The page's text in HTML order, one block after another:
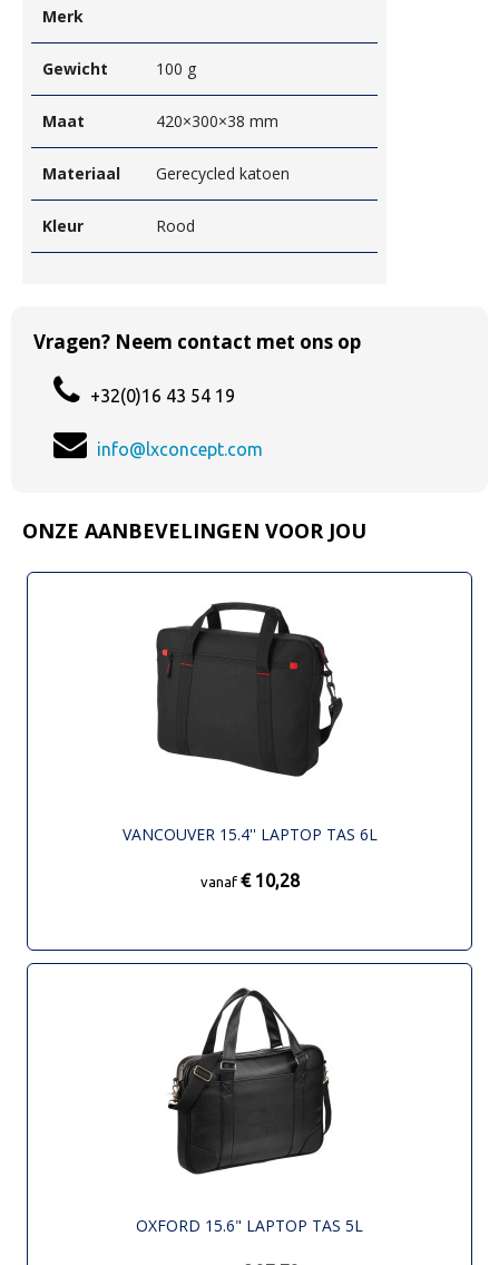
Merk
Gewicht 100 g
Maat 420×300×38 mm
Materiaal Gerecycled katoen
Kleur Rood
Vragen? Neem contact met ons op
+32(0)16 43 54 19
info@lxconcept.com
ONZE AANBEVELINGEN VOOR JOU
VANCOUVER 15.4'' LAPTOP TAS 6L
vanaf € 10,28
OXFORD 15.6" LAPTOP TAS 5L